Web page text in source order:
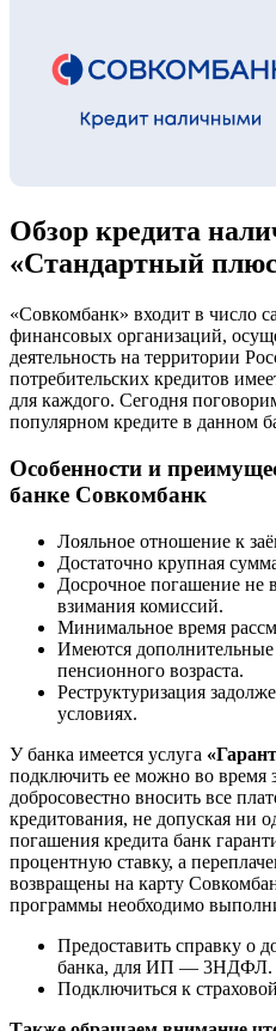
Обзор кредита
«Стандартный
«Совкомбанк» входит в число
финансовых организаций,
деятельность на территории
потребительских кредитов
для каждого. Сегодня
популярном кредите в данном
Особенности и
банке Совкомбанк
Лояльное отношение к
Достаточно крупная
Досрочное погашение не
взимания комиссий.
Минимальное время
Имеются
пенсионного возраста.
Реструктуризация
условиях.
У банка имеется услуга
подключить ее можно во время
добросовестно вносить все
кредитования, не допуская ни
погашения кредита банк
процентную ставку, а
возвращены на карту
программы необходимо
Предоставить справку о
банка, для ИП — 3НДФЛ.
Подключиться к